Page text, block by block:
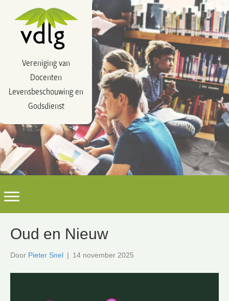
Vereniging van
Docenten
Levensbeschouwing en
Godsdienst
Oud en Nieuw
Door Pieter Snel | 14 november 2025